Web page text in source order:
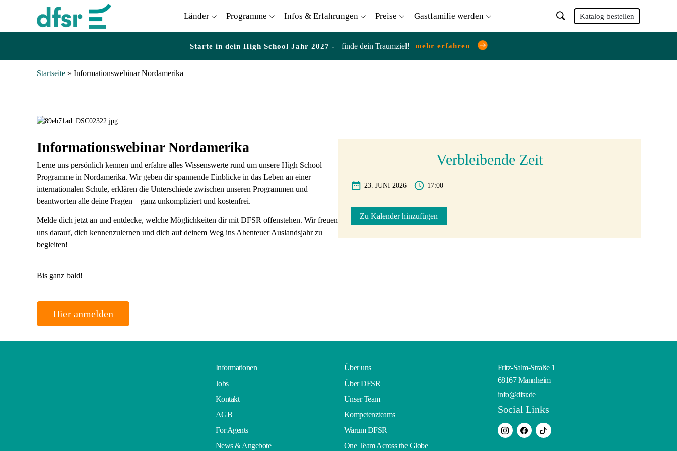
Länder Programme Infos & Erfahrungen Preise Gastfamilie werden Katalog bestellen
Starte in dein High School Jahr 2027 - finde dein Traumziel! mehr erfahren
Startseite» Informationswebinar Nordamerika
Informationswebinar Nordamerika
Lerne uns persönlich kennen und erfahre alles Wissenswerte rund um unsere High School
Programme in Nordamerika. Wir geben dir spannende Einblicke in das Leben an einer
internationalen Schule, erklären die Unterschiede zwischen unseren Programmen und
beantworten alle deine Fragen – ganz unkompliziert und kostenfrei.
Melde dich jetzt an und entdecke, welche Möglichkeiten dir mit DFSR offenstehen. Wir freuen
uns darauf, dich kennenzulernen und dich auf deinem Weg ins Abenteuer Auslandsjahr zu
begleiten!
Bis ganz bald!
Hier anmelden
Verbleibende Zeit
23. JUNI 2026 17:00
Zu Kalender hinzufügen
Informationen
Jobs
Kontakt
AGB
For Agents
News & Angebote
Über uns
Über DFSR
Unser Team
Kompetenzteams
Warum DFSR
One Team Across the Globe
Fritz-Salm-Straße 1
68167 Mannheim
info@dfsr.de
Social Links